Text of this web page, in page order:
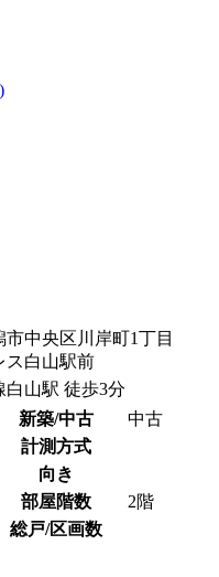
市中央区川岸町1丁目
ス白山駅前
白山駅 徒歩3分
新築/中古
中古
計測方式
向き
部屋階数
2階
総戸/区画数